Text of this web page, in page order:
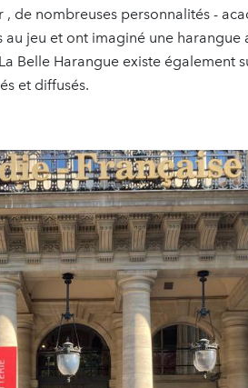
de nombreuses personnalités -
jeu et ont imaginé une harangue
Belle Harangue existe également
et diffusés.